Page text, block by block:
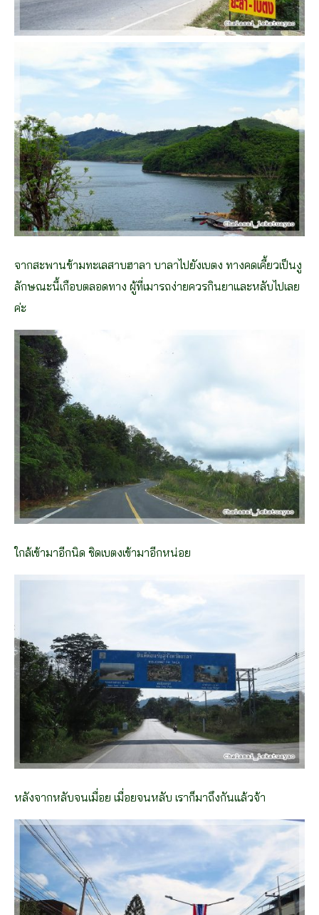
จากสะพานข้ามทะเลสาบฮาลา บาลาไปยังเบตง ทางคดเคี้ยวเป็นงู
ลักษณะนี้เกือบตลอดทาง ผู้ที่เมารถง่ายควรกินยาและหลับไปเลย
ค่ะ
ใกล้เข้ามาอีกนิด ชิดเบตงเข้ามาอีกหน่อย
หลังจากหลับจนเมื่อย เมื่อยจนหลับ เราก็มาถึงกันแล้วจ้า